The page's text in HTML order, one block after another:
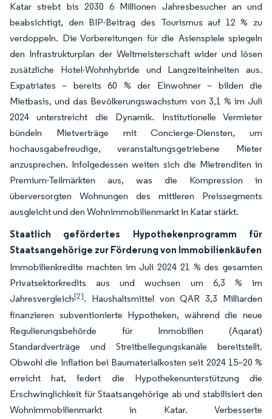
Katar strebt bis 2030 6 Millionen Jahresbesucher an und
beabsichtigt, den BIP-Beitrag des Tourismus auf 12 % zu
verdoppeln. Die Vorbereitungen für die Asienspiele spiegeln
den Infrastrukturplan der Weltmeisterschaft wider und lösen
zusätzliche Hotel-Wohnhybride und Langzeiteinheiten aus.
Expatriates – bereits 60 % der Einwohner – bilden die
Mietbasis, und das Bevölkerungswachstum von 3,1 % im Juli
2024 unterstreicht die Dynamik. Institutionelle Vermieter
bündeln Mietverträge mit Concierge-Diensten, um
hochausgabefreudige, veranstaltungsgetriebene Mieter
anzusprechen. Infolgedessen weiten sich die Mietrenditen in
Premium-Teilmärkten aus, was die Kompression in
überversorgten Wohnungen des mittleren Preissegments
ausgleicht und den Wohnimmobilienmarkt in Katar stärkt.
Staatlich gefördertes Hypothekenprogramm für
Staatsangehörige zur Förderung von Immobilienkäufen
Immobilienkredite machten im Juli 2024 21 % des gesamten
Privatsektorkredits aus und wuchsen um 6,3 % im
Jahresvergleich[2]. Haushaltsmittel von QAR 3,3 Milliarden
finanzieren subventionierte Hypotheken, während die neue
Regulierungsbehörde für Immobilien (Aqarat)
Standardverträge und Streitbeilegungskanäle bereitstellt.
Obwohl die Inflation bei Baumaterialkosten seit 2024 15–20 %
erreicht hat, federt die Hypothekenunterstützung die
Erschwinglichkeit für Staatsangehörige ab und stabilisiert den
Wohnimmobilienmarkt in Katar. Verbesserte